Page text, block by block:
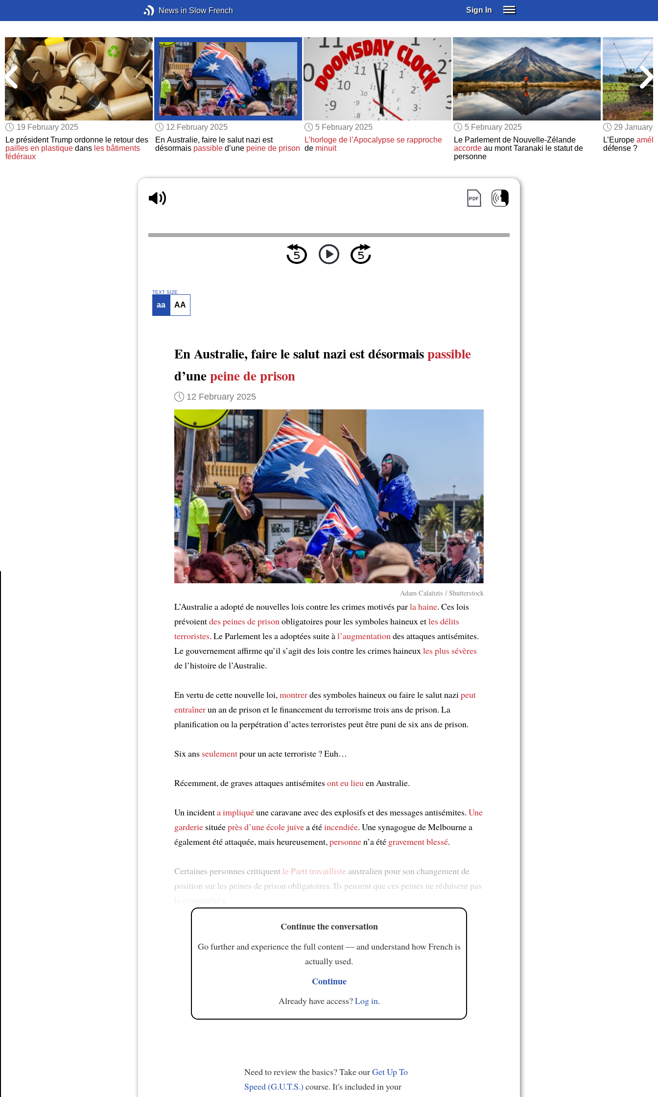
News in Slow French Sign In
SUBSCRIBE
EDUCATIONAL LICENSES
GIFT CARDS
OTHER LANGUAGES
ABOUT US
ALEXA
ADJUST COLORS
19 February 2025
Le président Trump ordonne le retour des
pailles en plastique dans les bâtiments
fédéraux
12 February 2025
En Australie, faire le salut nazi est
désormais passibled’une peine de prison
5 February 2025
L’horloge de l’Apocalypse se rapproche
de minuit
5 February 2025
Le Parlement de Nouvelle-Zélande
accordeau mont Taranaki le statut de
personne
29 January
L’Europe
défense ?
TEXT SIZE
aa AA
En Australie, faire le salut nazi est désormaispassible
d’unepeine de prison
12 February 2025
Adam Calaitzis / Shutterstock
L’Australie a adopté de nouvelles lois contre les crimes motivés parla haine. Ces lois
prévoientdes peines de prison obligatoires pour les symboles haineux etles délits
terroristes. Le Parlement les a adoptées suite àl’augmentation des attaques antisémites.
Le gouvernement affirme qu’il s’agit des lois contre les crimes haineux les plus sévères
de l’histoire de l’Australie.
En vertu de cette nouvelle loi, montrerdes symboles haineux ou faire le salut nazi peut
entraînerun an de prison et le financement du terrorisme trois ans de prison. La
planification ou la perpétration d’actes terroristes peut être puni de six ans de prison.
Six ans seulementpour un acte terroriste ? Euh…
Récemment, de graves attaques antisémitesont eu lieu en Australie.
Un incidenta impliquéune caravane avec des explosifs et des messages antisémites. Une
garderie situéeprès d’une école juivea étéincendiée. Une synagogue de Melbourne a
également été attaquée, mais heureusement, personnen’a été gravement blessé.
Certaines personnes critiquent le Parti travailliste australien pour son changement de
position sur les peines de prison obligatoires. Ils pensent que ces peines ne réduisent pas
Continue the conversation
Go further and experience the full content — and understand how French is
actually used.
Continue
Already have access?Log in.
Need to review the basics? Take ourGet Up To
Speed (G.U.T.S.) course. It's included in your